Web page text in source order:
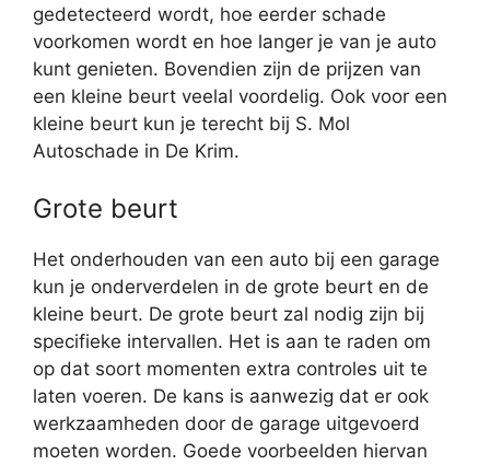
gedetecteerd wordt, hoe eerder schade
voorkomen wordt en hoe langer je van je auto
kunt genieten. Bovendien zijn de prijzen van
een kleine beurt veelal voordelig. Ook voor een
kleine beurt kun je terecht bij S. Mol
Autoschade in De Krim.
Grote beurt
Het onderhouden van een auto bij een garage
kun je onderverdelen in de grote beurt en de
kleine beurt. De grote beurt zal nodig zijn bij
specifieke intervallen. Het is aan te raden om
op dat soort momenten extra controles uit te
laten voeren. De kans is aanwezig dat er ook
werkzaamheden door de garage uitgevoerd
moeten worden. Goede voorbeelden hiervan